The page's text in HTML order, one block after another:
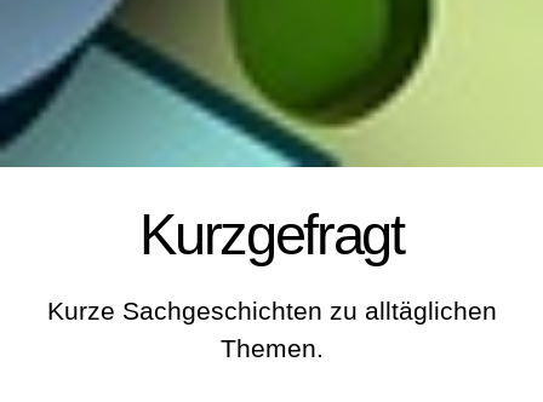
Kurzgefragt
Kurze Sachgeschichten zu alltäglichen
Themen.